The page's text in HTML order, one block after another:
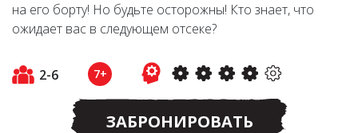
на его борту! Но будьте осторожны! Кто знает, что
ожидает вас в следующем отсеке?
2-6 7+
ЗАБРОНИРОВАТЬ